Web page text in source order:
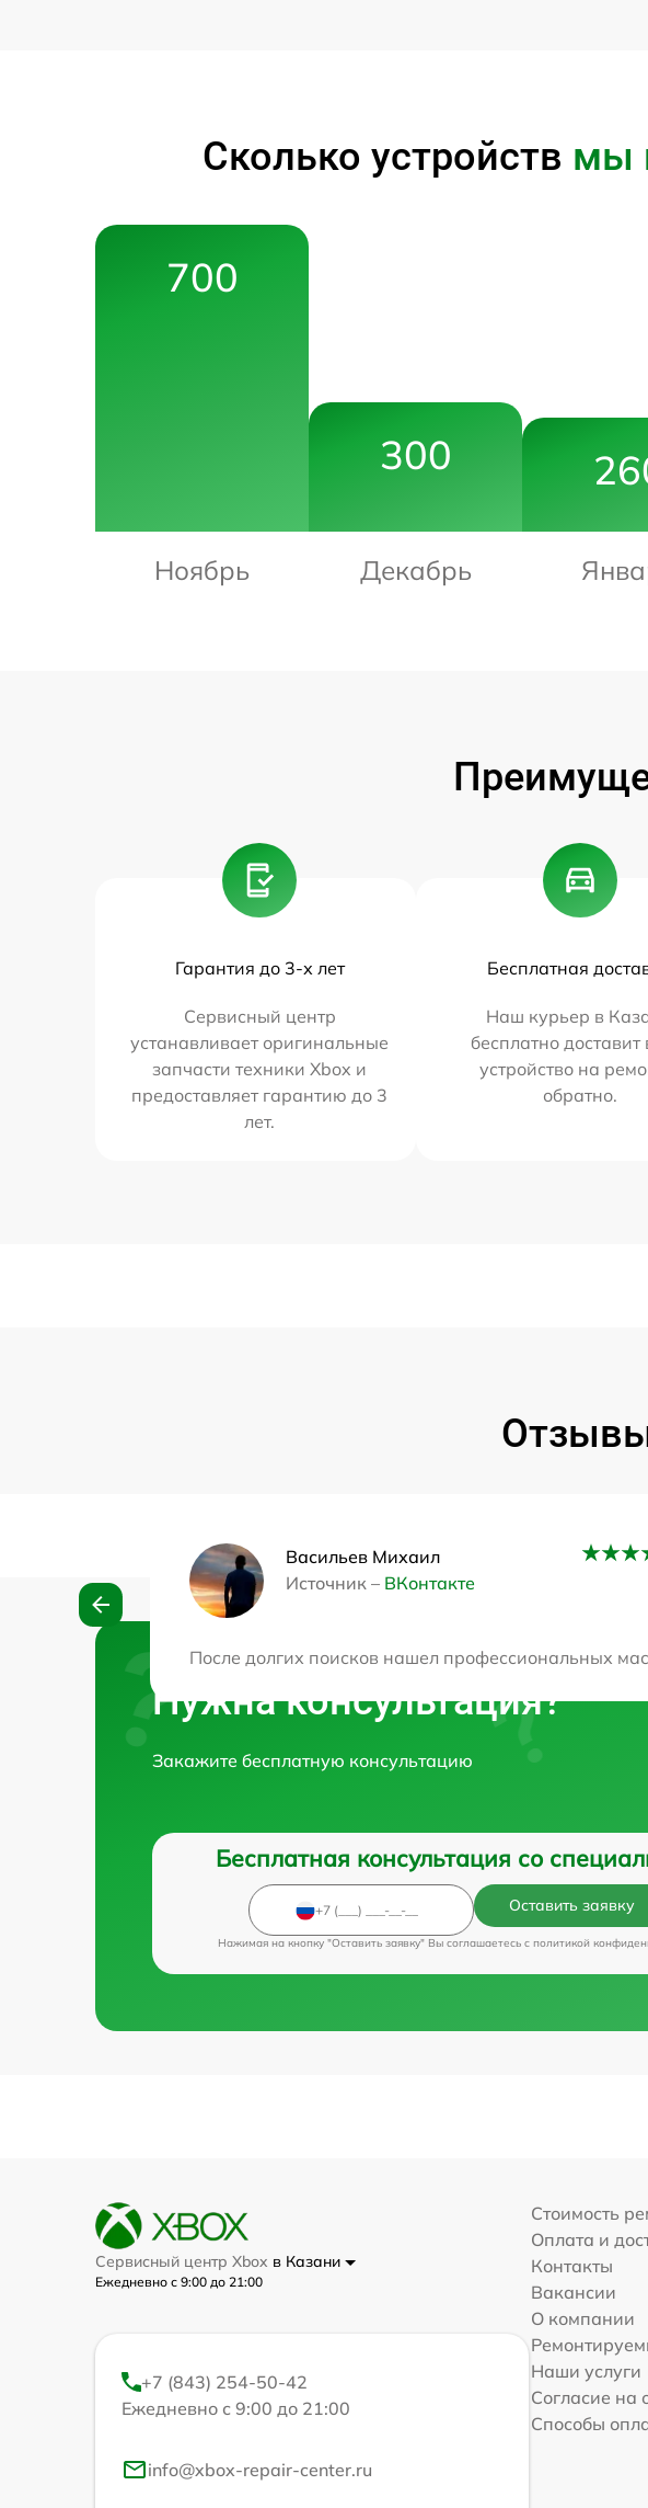
Сколько устройств мы
700
Ноябрь
300
Декабрь
Гарантия до 3-х лет
Сервисный центр
устанавливает оригинальные
запчасти техники Xbox и
предоставляет гарантию до 3
лет.
Бесплатная
Наш курьер в
бесплатно
устройство на
обратно.
Васильев Михаил
Источник – ВКонтакте
После долгих поисков нашел профессиональных
Нужна консультация?
Закажите бесплатную консультацию
Бесплатная консультация со
Оставить заявку
Нажимая на кнопку "Оставить заявку" Вы соглашаетесь c политикой
Сервисный центр Xbox в Казани
Ежедневно с 9:00 до 21:00
+7 (843) 254-50-42
Ежедневно с 9:00 до 21:00
info@xbox-repair-center.ru
Стоимость
Оплата и
Контакты
Вакансии
О компании
Наши услуги
Согласие на
Способы